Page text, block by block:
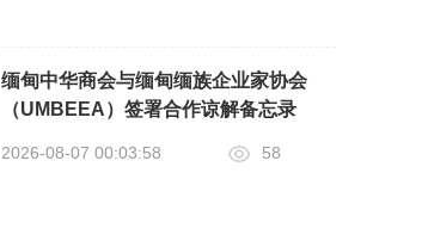
缅甸中华商会与缅甸缅族企业家协会
（UMBEEA）签署合作谅解备忘录
2026-08-07 00:03:58 58